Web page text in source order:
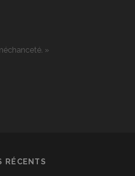
»
RÉCENTS